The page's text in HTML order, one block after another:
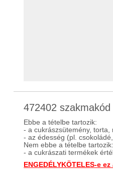
472402
Ebbe a tételbe tartozik:
- a cukrászsütemény,
- az édesség (pl.
Nem ebbe a tételbe tartozik:
- a cukrászati termékek
ENGEDÉLYKÖTELES-e